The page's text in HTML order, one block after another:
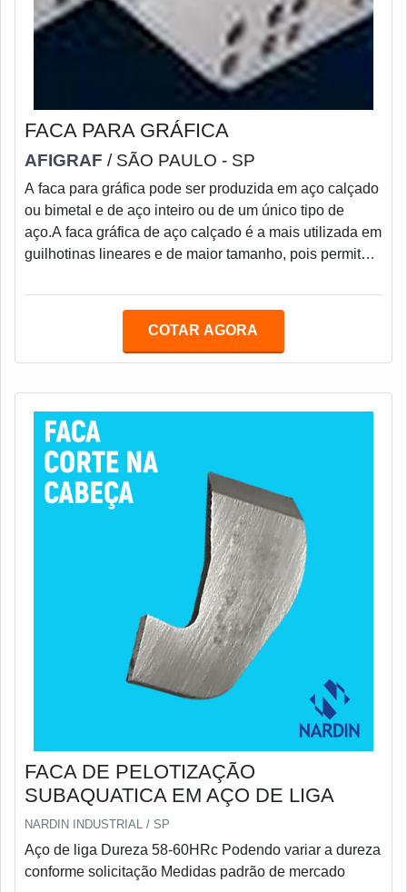
FACA PARA GRÁFICA
AFIGRAF / SÃO PAULO - SP
A faca para gráfica pode ser produzida em aço calçado
ou bimetal e de aço inteiro ou de um único tipo de
aço.A faca gráfica de aço calçado é a mais utilizada em
guilhotinas lineares e de maior tamanho, pois permite
possibilitar reparos na furação.O seu custo é menor
carbono.Ainda existe a faca gráfica utilizada em
COTAR AGORA
FACA DE PELOTIZAÇÃO
SUBAQUATICA EM AÇO DE LIGA
NARDIN INDUSTRIAL / SP
Aço de liga Dureza 58-60HRc Podendo variar a dureza
conforme solicitação Medidas padrão de mercado